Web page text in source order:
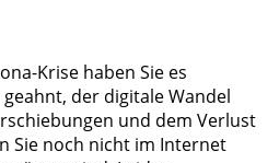
Krise haben Sie es
der digitale Wandel
und dem Verlust
Sie noch nicht im Internet